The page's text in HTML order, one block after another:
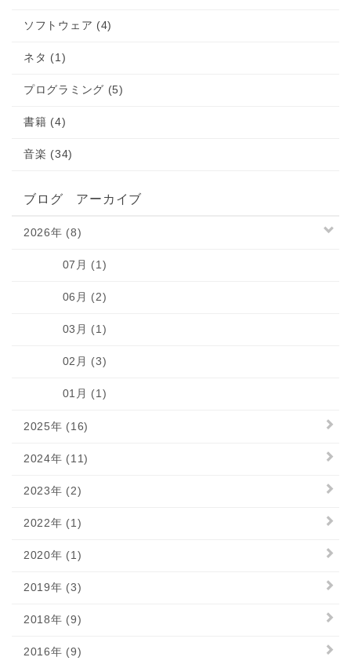
ソフトウェア (4)
ネタ (1)
プログラミング (5)
書籍 (4)
音楽 (34)
ブログ アーカイブ
2026年 (8)
07月 (1)
06月 (2)
03月 (1)
02月 (3)
01月 (1)
2025年 (16)
2024年 (11)
2023年 (2)
2022年 (1)
2020年 (1)
2019年 (3)
2018年 (9)
2016年 (9)